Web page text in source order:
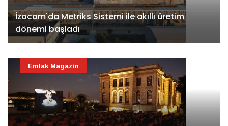
İzocam'da Metriks Sistemi ile akıllı üretim
dönemi başladı
Emlak Magazin